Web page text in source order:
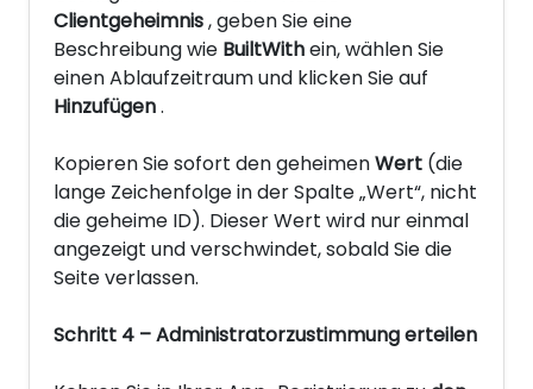
Clientgeheimnis, geben Sie eine
Beschreibung wie BuiltWithein, wählen Sie
einen Ablaufzeitraum und klicken Sie auf
Hinzufügen.
Kopieren Sie sofort den geheimenWert (die
lange Zeichenfolge in der Spalte „Wert“, nicht
die geheime ID). Dieser Wert wird nur einmal
angezeigt und verschwindet, sobald Sie die
Seite verlassen.
Schritt 4 – Administratorzustimmung erteilen